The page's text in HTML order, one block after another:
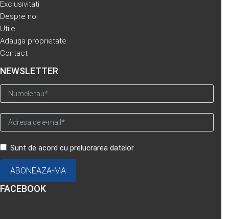
Exclusivitati
Despre noi
Utile
Adauga proprietate
Contact
NEWSLETTER
Sunt de acord cu prelucrarea datelor
FACEBOOK